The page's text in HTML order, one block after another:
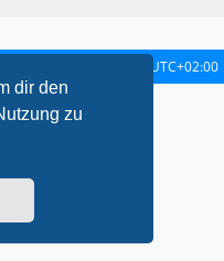
dir den
zu
UTC+02:00
phpBB3.2 by
© phpBB Limited